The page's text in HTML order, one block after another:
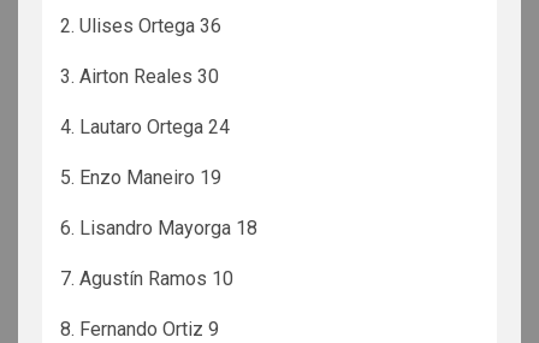
2. Ulises Ortega 36
3. Airton Reales 30
4. Lautaro Ortega 24
5. Enzo Maneiro 19
6. Lisandro Mayorga 18
7. Agustín Ramos 10
8. Fernando Ortiz 9